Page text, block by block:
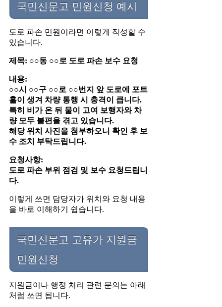
국민신문고 민원신청 예시
도로 파손 민원이라면 이렇게 작성할 수
있습니다.
제목: ○○동 ○○로 도로 파손 보수 요청
내용:
○○시 ○○구 ○○로 ○○번지 앞 도로에 포트
홀이 생겨 차량 통행 시 충격이 큽니다.
특히 비가 온 뒤 물이 고여 보행자와 차
량 모두 불편을 겪고 있습니다.
해당 위치 사진을 첨부하오니 확인 후 보
수 조치 부탁드립니다.
요청사항:
도로 파손 부위 점검 및 보수 요청드립니
다.
이렇게 쓰면 담당자가 위치와 요청 내용
을 바로 이해하기 쉽습니다.
국민신문고 고유가 지원금
민원신청
지원금이나 행정 처리 관련 문의는 아래
처럼 쓰면 됩니다.